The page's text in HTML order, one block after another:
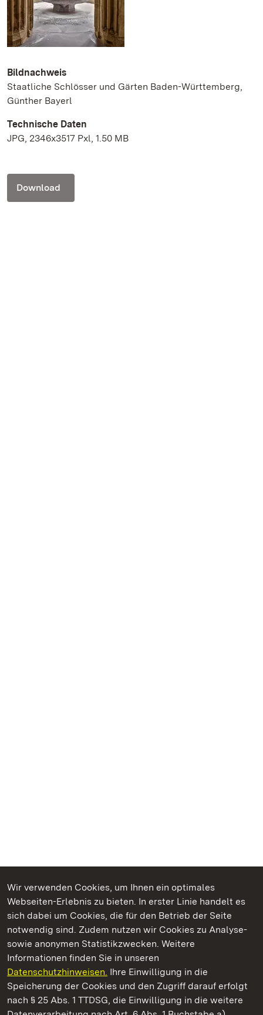
Wir verwenden Cookies, um Ihnen ein optimales
Webseiten-Erlebnis zu bieten. In erster Linie handelt es
sich dabei um Cookies, die für den Betrieb der Seite
notwendig sind. Zudem nutzen wir Cookies zu Analyse-
sowie anonymen Statistikzwecken. Weitere
Informationen finden Sie in unseren
Datenschutzhinweisen. Ihre Einwilligung in die
Speicherung der Cookies und den Zugriff darauf erfolgt
nach § 25 Abs. 1 TTDSG, die Einwilligung in die weitere
Bildnachweis
Staatliche Schlösser und Gärten Baden-Württemberg,
Günther Bayerl
Technische Daten
JPG, 2346x3517 Pxl, 1.50 MB
Download
Kommen. Staunen. Genießen.
Staatliche Schlösser und Gärten Baden‑Württemberg
Staatliche Schlösser und Gärten Baden-Württemberg